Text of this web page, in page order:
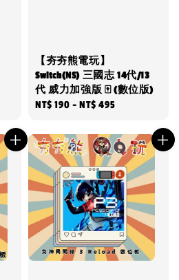
【夯夯熊電玩】
Switch(NS) 三國志 14代/13
代 威力加強版 🀄 (數位版)
Regular
NT$ 190 -NT$ 495